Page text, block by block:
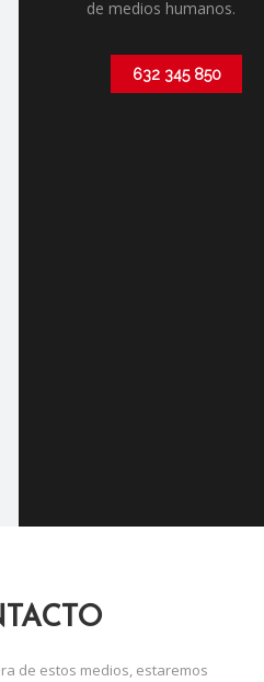
de medios humanos.
632 345 850
de estos medios, estaremos